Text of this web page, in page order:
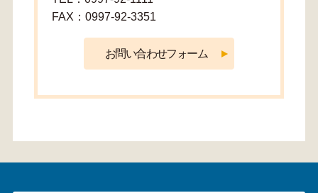
FAX：0997-92-3351